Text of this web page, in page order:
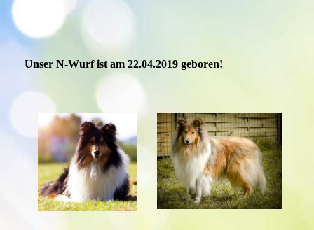
Unser N-Wurf ist am 22.04.2019 geboren!